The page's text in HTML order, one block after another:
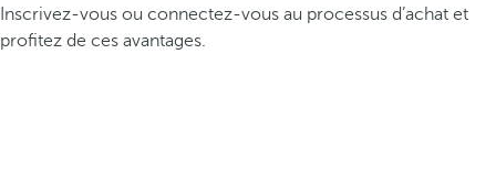
Inscrivez-vous ou connectez-vous au processus d’achat et
profitez de ces avantages.